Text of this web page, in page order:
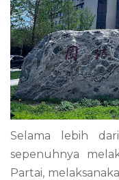
Selama lebih
sepenuhnya
Partai,